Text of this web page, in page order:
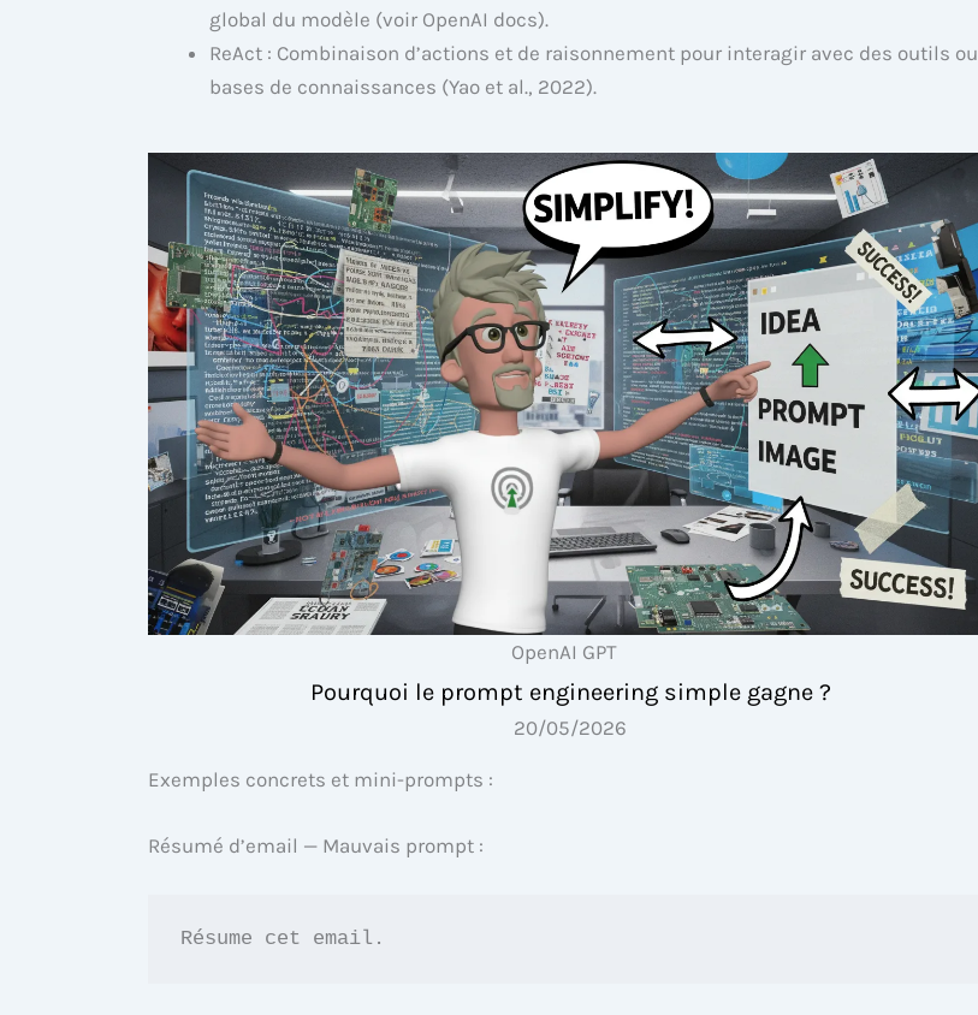
global du modèle (voir OpenAI docs).
ReAct : Combinaison d’actions et de raisonnement pour interagir avec des outils ou
bases de connaissances (Yao et al., 2022).
OpenAI GPT
Pourquoi le prompt engineering simple gagne ?
20/05/2026
Exemples concrets et mini-prompts :
Résumé d’email — Mauvais prompt :
Résume cet email.